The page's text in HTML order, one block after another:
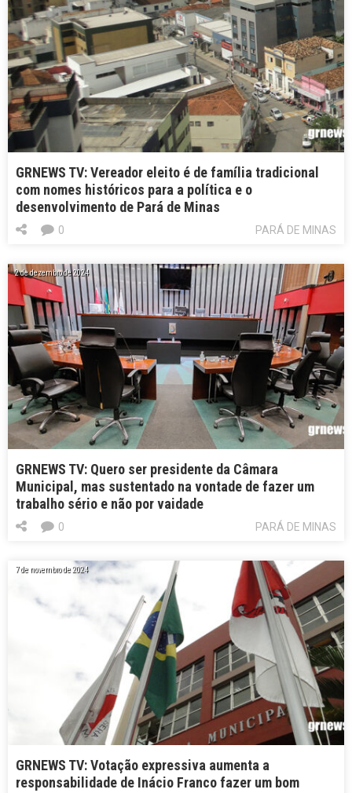
GRNEWS TV: Vereador eleito é de família tradicional
com nomes históricos para a política e o
desenvolvimento de Pará de Minas
PARÁ DE MINAS
0
2 de dezembro de 2024
GRNEWS TV: Quero ser presidente da Câmara
Municipal, mas sustentado na vontade de fazer um
trabalho sério e não por vaidade
PARÁ DE MINAS
0
7 de novembro de 2024
GRNEWS TV: Votação expressiva aumenta a
responsabilidade de Inácio Franco fazer um bom